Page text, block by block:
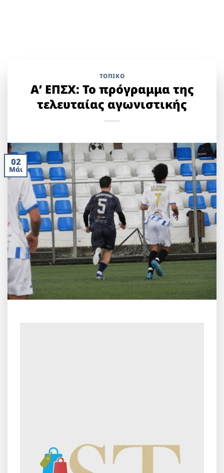
ΤΟΠΙΚΌ
Α’ ΕΠΣΧ: Το πρόγραμμα της
τελευταίας αγωνιστικής
02
Μάι